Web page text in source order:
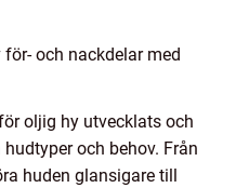
och nackdelar med
oljig hy utvecklats och
och behov. Från
huden glansigare till